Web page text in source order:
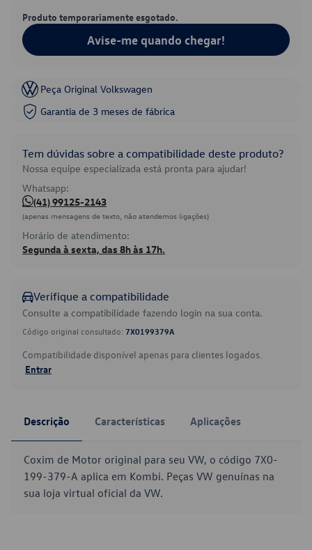
Produto temporariamente esgotado.
Avise-me quando chegar!
Peça Original Volkswagen
Garantia de 3 meses de fábrica
Tem dúvidas sobre a compatibilidade deste produto?
Nossa equipe especializada está pronta para ajudar!
Whatsapp:
(41) 99125-2143
(apenas mensagens de texto, não atendemos ligações)
Horário de atendimento:
Segunda à sexta, das 8h às 17h.
Verifique a compatibilidade
Consulte a compatibilidade fazendo login na sua conta.
Código original consultado: 7X0199379A
Compatibilidade disponível apenas para clientes logados.
Entrar
Descrição Características Aplicações
Coxim de Motor original para seu VW, o código 7X0-
199-379-A aplica em Kombi. Peças VW genuínas na
sua loja virtual oficial da VW.